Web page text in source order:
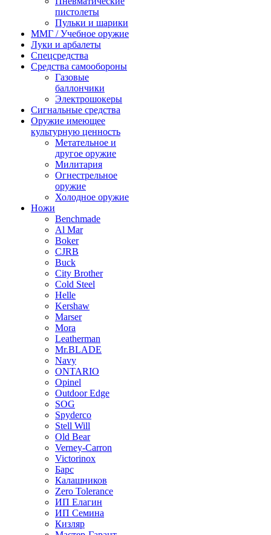
пистолеты
Пульки и шарики
ММГ / Учебное оружие
Луки и арбалеты
Спецсредства
Средства самообороны
Газовые
баллончики
Электрошокеры
Сигнальные средства
Оружие имеющее
культурную ценность
Метательное и
другое оружие
Милитария
Огнестрельное
оружие
Холодное оружие
Ножи
Benchmade
Al Mar
Boker
CJRB
Buck
City Brother
Cold Steel
Helle
Kershaw
Marser
Mora
Leatherman
Mr.BLADE
Navy
ONTARIO
Opinel
Outdoor Edge
SOG
Spyderco
Stell Will
Old Bear
Verney-Carron
Victorinox
Барс
Калашников
Zero Tolerance
ИП Елагин
ИП Семина
Кизляр